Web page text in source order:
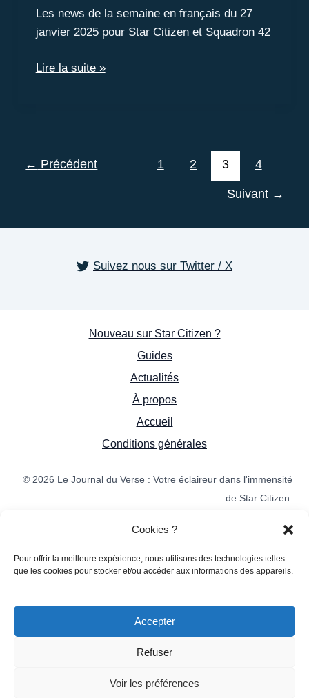
Cookies ?
Pour offrir la meilleure expérience, nous utilisons des technologies telles
que les cookies pour stocker et/ou accéder aux informations des appareils.
Accepter
Refuser
Voir les préférences
Les news de la semaine en français du 27
janvier 2025 pour Star Citizen et Squadron 42
Cette
Lire la suite »
← Précédent 1 2 3 4
Suivant →
Suivez nous sur Twitter / X
Nouveau sur Star Citizen ?
Guides
Actualités
À propos
Accueil
Conditions générales
© 2026 Le Journal du Verse : Votre éclaireur dans l'immensité
de Star Citizen.
Made by the
Community
fansite, not affiliated with the
Cloud Imperium group of companies. All content on
property of their respective owners.